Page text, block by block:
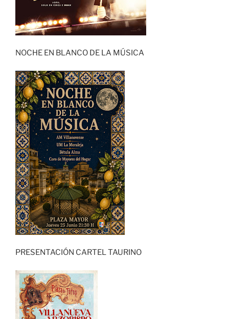
NOCHE EN BLANCO DE LA MÚSICA
PRESENTACIÓN CARTEL TAURINO